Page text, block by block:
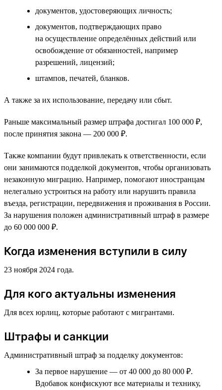
документов, удостоверяющих личность;
документов, подтверждающих право
на осуществление определённых действий или
освобождение от обязанностей, например
разрешений, лицензий;
штампов, печатей, бланков.
А также за их использование, передачу или сбыт.
Раньше максимальный размер штрафа достигал 100 000 ₽,
после принятия закона — 200 000 ₽.
Также компании будут привлекать к ответственности, если
они занимаются подделкой документов, чтобы организовать
незаконную миграцию. Например, помогают иностранцам
нелегально устроиться на работу или нарушить правила
въезда, регистрации, передвижения и проживания в России.
За нарушения положен административный штраф в размере
до 60 000 000 ₽.
Когда изменения вступили в силу
23 ноября 2024 года.
Для кого актуальны изменения
Для всех юрлиц, которые работают с мигрантами.
Штрафы и санкции
Административный штраф за подделку документов:
За первое нарушение — от 40 000 до 80 000 ₽.
Вдобавок конфискуют все материалы и технику,